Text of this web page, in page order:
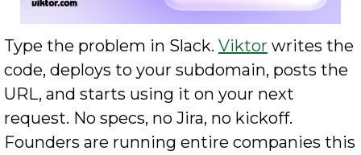
Type the problem in Slack. Viktor writes the
code, deploys to your subdomain, posts the
URL, and starts using it on your next
request. No specs, no Jira, no kickoff.
Founders are running entire companies this